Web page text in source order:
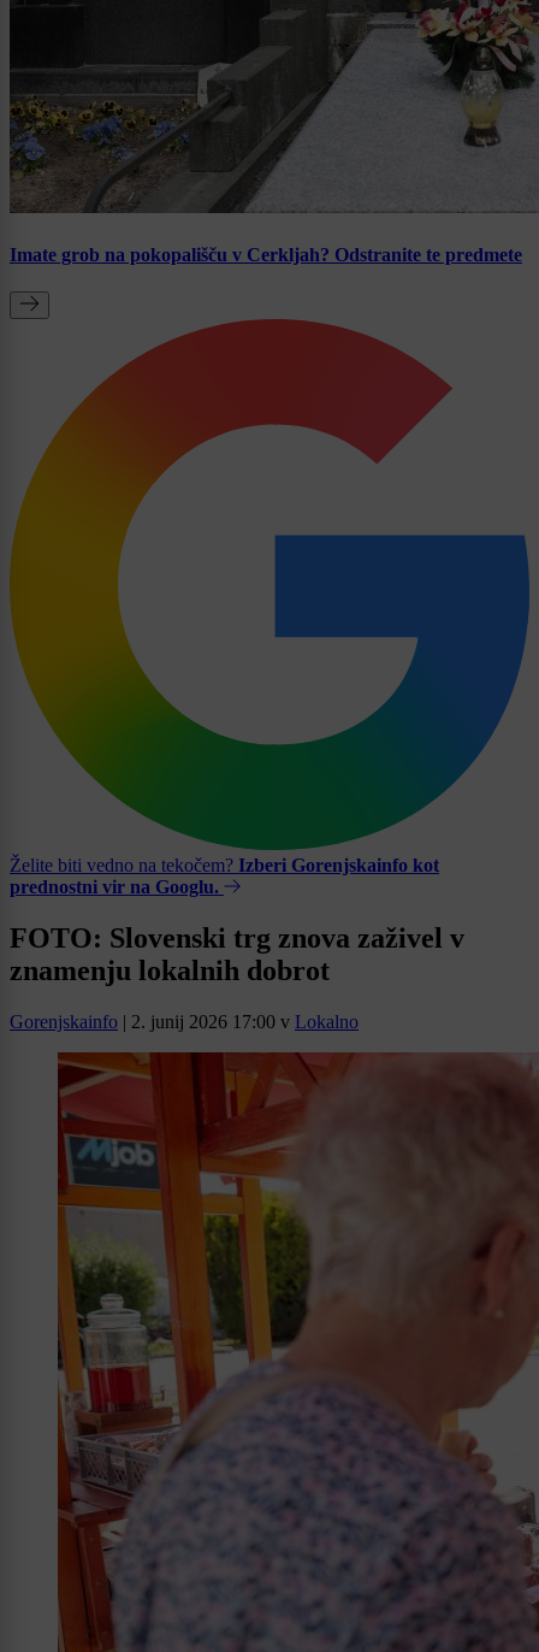
Imate grob na pokopališču v Cerkljah? Odstranite te predmete
Želite biti vedno na tekočem? Izberi Gorenjskainfo kot
prednostni vir na Googlu.
FOTO: Slovenski trg znova zaživel v
znamenju lokalnih dobrot
Gorenjskainfo | 2. junij 2026 17:00 v Lokalno